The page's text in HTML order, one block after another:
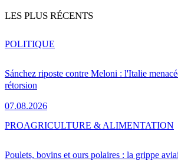
LES PLUS RÉCENTS
Sánchez riposte contre Meloni : l'Italie
rétorsion
07.08.2026
POLITIQUE
Poulets, bovins et ours polaires : la grippe
PROAGRICULTURE & ALIMENTATION